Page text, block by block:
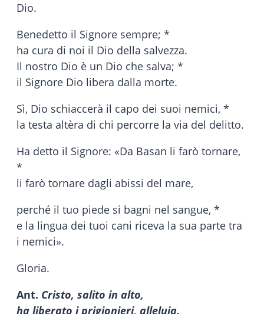
Dio.
Benedetto il Signore sempre; *
ha cura di noi il Dio della salvezza.
Il nostro Dio è un Dio che salva; *
il Signore Dio libera dalla morte.
Sì, Dio schiaccerà il capo dei suoi nemici, *
la testa altèra di chi percorre la via del delitto.
Ha detto il Signore: «Da Basan li farò tornare,
*
li farò tornare dagli abissi del mare,
perché il tuo piede si bagni nel sangue, *
e la lingua dei tuoi cani riceva la sua parte tra
i nemici».
Gloria.
Ant. Cristo, salito in alto,
ha liberato i prigionieri, alleluia.